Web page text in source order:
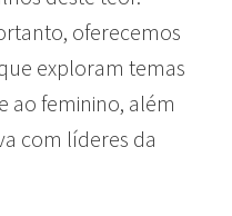
oferecemos
exploram temas
ao feminino, além
com líderes da